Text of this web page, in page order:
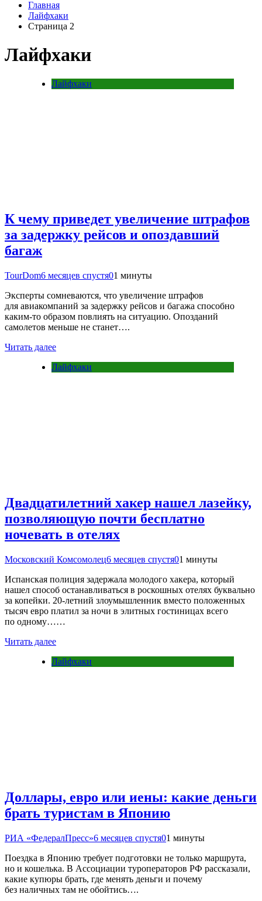
Главная
Лайфхаки
Страница 2
Лайфхаки
Лайфхаки
К чему приведет увеличение штрафов
за задержку рейсов и опоздавший
багаж
TourDom6 месяцев спустя01 минуты
Эксперты сомневаются, что увеличение штрафов
для авиакомпаний за задержку рейсов и багажа способно
каким-то образом повлиять на ситуацию. Опозданий
самолетов меньше не станет….
Читать далее
Лайфхаки
Двадцатилетний хакер нашел лазейку,
позволяющую почти бесплатно
ночевать в отелях
Московский Комсомолец6 месяцев спустя01 минуты
Испанская полиция задержала молодого хакера, который
нашел способ останавливаться в роскошных отелях буквально
за копейки. 20-летний злоумышленник вместо положенных
тысяч евро платил за ночи в элитных гостиницах всего
по одному……
Читать далее
Лайфхаки
Доллары, евро или иены: какие деньги
брать туристам в Японию
РИА «ФедералПресс»6 месяцев спустя01 минуты
Поездка в Японию требует подготовки не только маршрута,
но и кошелька. В Ассоциации туроператоров РФ рассказали,
какие купюры брать, где менять деньги и почему
без наличных там не обойтись….